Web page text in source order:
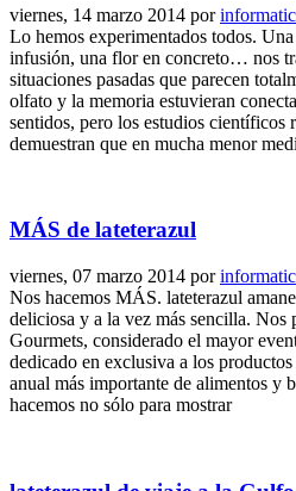
viernes, 14 marzo 2014 por
Lo hemos experimentados todos.
infusión, una flor en concreto… nos
situaciones pasadas que parecen
olfato y la memoria estuvieran
sentidos, pero los estudios científicos
demuestran que en mucha menor
MÁS de lateterazul
viernes, 07 marzo 2014 por
Nos hacemos MÁS. lateterazul
deliciosa y a la vez más sencilla. Nos
Gourmets, considerado el mayor
dedicado en exclusiva a los
anual más importante de alimentos y
hacemos no sólo para mostrar